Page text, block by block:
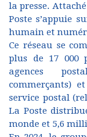
la presse.
Poste s’appuie
humain et
Ce réseau se
plus de 17 000
agences
commerçants)
service postal
La Poste
monde et 5,6